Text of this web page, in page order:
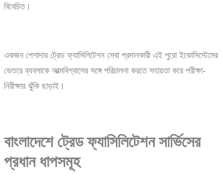
বিবেচিত।
একজন পেশাদার ট্রেড ফ্যাসিলিটেশন সেবা প্রদানকারী এই পুরো ইকোসিস্টেমের
ভেতরে ব্যবসাকে আত্মবিশ্বাসের সঙ্গে পরিচালনা করতে সহায়তা করে পরীক্ষা-
নিরীক্ষার ঝুঁকি ছাড়াই।
বাংলাদেশে ট্রেডফ্যাসিলিটেশনসার্ভিসের
প্রধানধাপসমূহ